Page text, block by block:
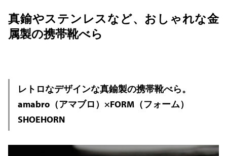
真鍮やステンレスなど、おしゃれな金
属製の携帯靴べら
レトロなデザインな真鍮製の携帯靴べら。
amabro（アマブロ）×FORM（フォーム）
SHOEHORN